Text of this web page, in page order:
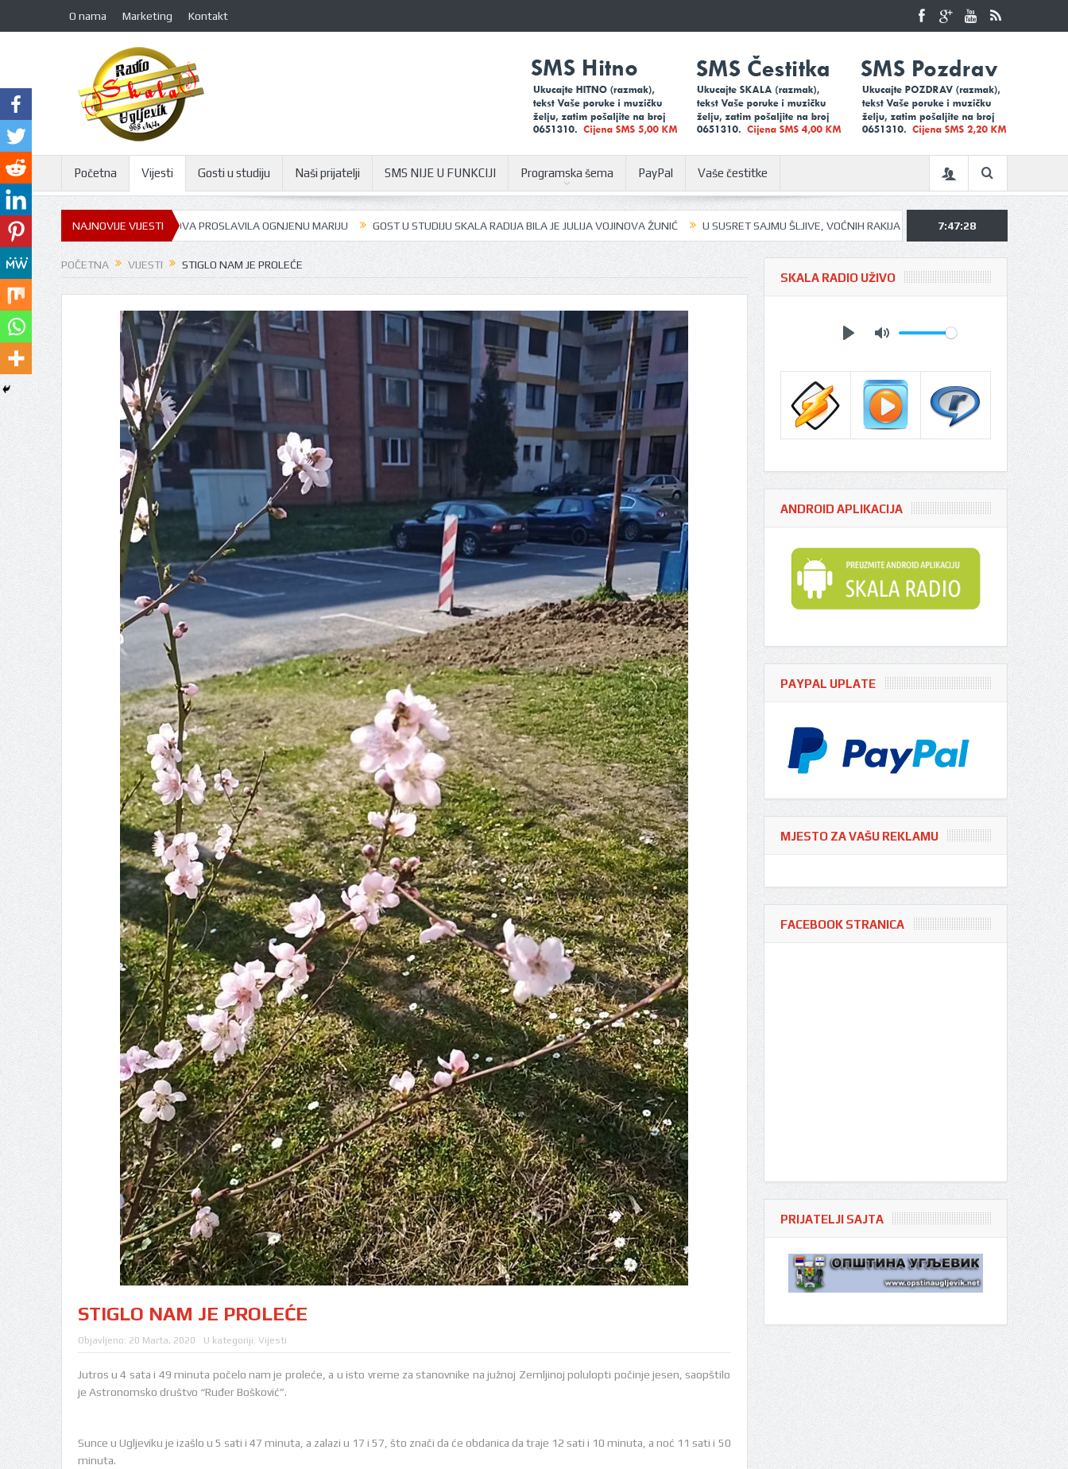
O nama Marketing Kontakt
Početna Vijesti Gosti u studiju Naši prijatelji SMS NIJE U FUNKCIJI Programska šema PayPal Vaše čestitke
NAJNOVIJE VIJESTI
GORNJA TRNOVA PROSLAVILA OGNJENU MARIJU GOST U STUDIJU SKALA RADIJA BILA JE JULIJA VOJINOVA ŽUNIĆ U SUSRET SAJMU ŠLJIVE, VOĆNIH RAKIJA I MEDA U UGLJEVIKU… UGLJEVIČKI ĐACI NA
7:47:30
POČETNA VIJESTI STIGLO NAM JE PROLEĆE
STIGLO NAM JE PROLEĆE
Objavljeno: 20 Marta, 2020 U kategoriji: Vijesti
Jutros u 4 sata i 49 minuta počelo nam je proleće, a u isto vreme za stanovnike na južnoj Zemljinoj polulopti počinje jesen, saopštilo
je Astronomsko društvo “Ruđer Bošković”.
Sunce u Ugljeviku je izašlo u 5 sati i 47 minuta, a zalazi u 17 i 57, što znači da će obdanica da traje 12 sati i 10 minuta, a noć 11 sati i 50
minuta.
SKALA RADIO UŽIVO
ANDROID APLIKACIJA
PAYPAL UPLATE
MJESTO ZA VAŠU REKLAMU
FACEBOOK STRANICA
PRIJATELJI SAJTA